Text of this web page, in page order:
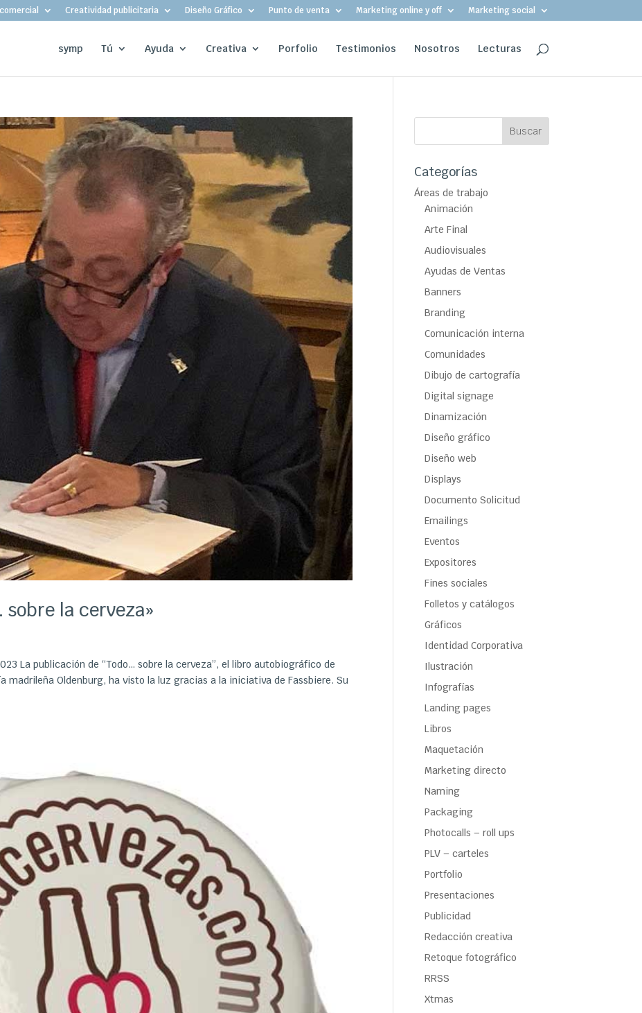
Creatividad publicitaria Diseño Gráfico Punto de venta Marketing online y off Marketing social
symp Tú Ayuda Creativa Porfolio Testimonios Nosotros Lecturas
sobre la cerveza»
La publicación de “Todo… sobre la cerveza”, el libro autobiográfico de
madrileña Oldenburg, ha visto la luz gracias a la iniciativa de Fassbiere. Su
Categorías
Áreas de trabajo
Animación
Arte Final
Audiovisuales
Ayudas de Ventas
Banners
Branding
Comunicación interna
Comunidades
Dibujo de cartografía
Digital signage
Dinamización
Diseño gráfico
Diseño web
Displays
Documento Solicitud
Emailings
Eventos
Expositores
Fines sociales
Folletos y catálogos
Gráficos
Identidad Corporativa
Ilustración
Infografías
Landing pages
Libros
Maquetación
Marketing directo
Naming
Packaging
Photocalls – roll ups
PLV – carteles
Portfolio
Presentaciones
Publicidad
Redacción creativa
Retoque fotográfico
RRSS
Xtmas